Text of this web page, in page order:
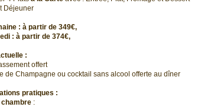
Déjeuner
: à partir de 349€,
: à partir de 374€,
:
offert
de Champagne ou cocktail sans alcool offerte au dîner
pratiques :
chambre :